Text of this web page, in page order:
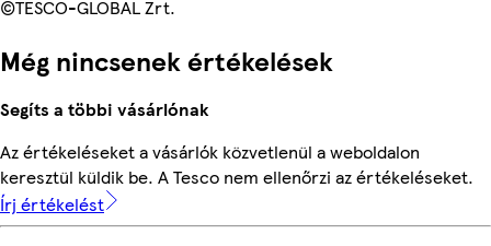
©TESCO-GLOBAL Zrt.
Még nincsenek értékelések
Segíts a többi vásárlónak
Az értékeléseket a vásárlók közvetlenül a weboldalon
keresztül küldik be. A Tesco nem ellenőrzi az értékeléseket.
Írj értékelést